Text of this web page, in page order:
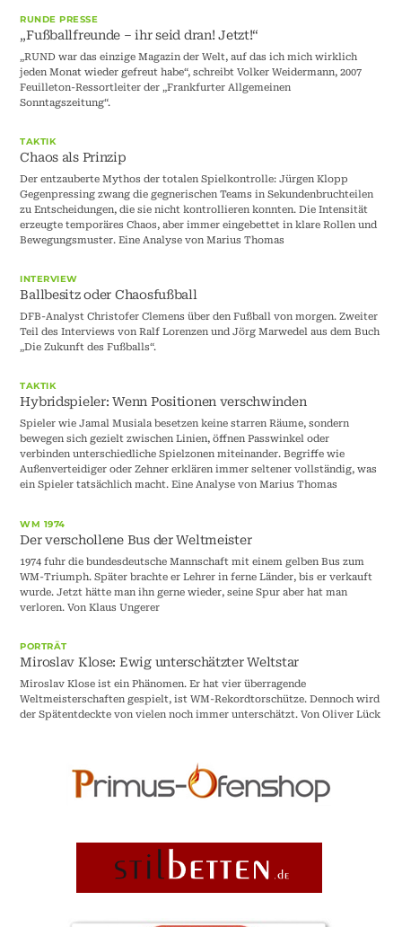
RUNDE PRESSE
„Fußballfreunde – ihr seid dran! Jetzt!“
„RUND war das einzige Magazin der Welt, auf das ich mich wirklich
jeden Monat wieder gefreut habe“, schreibt Volker Weidermann, 2007
Feuilleton-Ressortleiter der „Frankfurter Allgemeinen
Sonntagszeitung“.
TAKTIK
Chaos als Prinzip
Der entzauberte Mythos der totalen Spielkontrolle: Jürgen Klopp
Gegenpressing zwang die gegnerischen Teams in Sekundenbruchteilen
zu Entscheidungen, die sie nicht kontrollieren konnten. Die Intensität
erzeugte temporäres Chaos, aber immer eingebettet in klare Rollen und
Bewegungsmuster. Eine Analyse von Marius Thomas
INTERVIEW
Ballbesitz oder Chaosfußball
DFB-Analyst Christofer Clemens über den Fußball von morgen. Zweiter
Teil des Interviews von Ralf Lorenzen und Jörg Marwedel aus dem Buch
„Die Zukunft des Fußballs“.
TAKTIK
Hybridspieler: Wenn Positionen verschwinden
Spieler wie Jamal Musiala besetzen keine starren Räume, sondern
bewegen sich gezielt zwischen Linien, öffnen Passwinkel oder
verbinden unterschiedliche Spielzonen miteinander. Begriffe wie
Außenverteidiger oder Zehner erklären immer seltener vollständig, was
ein Spieler tatsächlich macht. Eine Analyse von Marius Thomas
WM 1974
Der verschollene Bus der Weltmeister
1974 fuhr die bundesdeutsche Mannschaft mit einem gelben Bus zum
WM-Triumph. Später brachte er Lehrer in ferne Länder, bis er verkauft
wurde. Jetzt hätte man ihn gerne wieder, seine Spur aber hat man
verloren. Von Klaus Ungerer
PORTRÄT
Miroslav Klose: Ewig unterschätzter Weltstar
Miroslav Klose ist ein Phänomen. Er hat vier überragende
Weltmeisterschaften gespielt, ist WM-Rekordtorschütze. Dennoch wird
der Spätentdeckte von vielen noch immer unterschätzt. Von Oliver Lück